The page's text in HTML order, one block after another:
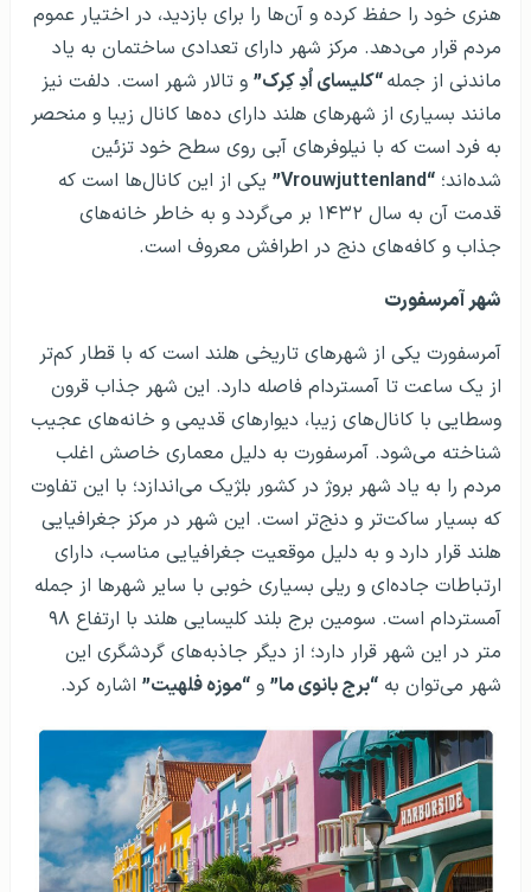
هنری خود را حفظ کرده و آن‌ها را برای بازدید، در اختیار عموم
مردم قرار می‌دهد. مرکز شهر دارای تعدادی ساختمان به یاد
ماندنی از جمله“کلیسای اُدِ کِرک” و تالار شهر است. دلفت نیز
مانند بسیاری از شهرهای هلند دارای ده‌ها کانال زیبا و منحصر
به فرد است که با نیلوفرهای آبی روی سطح خود تزئین
شده‌اند؛ “Vrouwjuttenland”
یکی از این کانال‌ها است که
قدمت آن به سال ۱۴۳۲ بر می‌گردد و به خاطر خانه‌های
جذاب و کافه‌های دنج در اطرافش معروف است.
شهر آمرسفورت
آمرسفورت یکی از شهرهای تاریخی هلند است که با قطار کم‌تر
از یک ساعت تا آمستردام فاصله دارد. این شهر جذاب قرون
وسطایی با کانال‌های زیبا، دیوارهای قدیمی و خانه‌های عجیب
شناخته می‌شود. آمرسفورت به دلیل معماری خاصش اغلب
مردم را به یاد شهر بروژ در کشور بلژیک می‌اندازد؛ با این تفاوت
که بسیار ساکت‌تر و دنج‌تر است. این شهر در مرکز جغرافیایی
هلند قرار دارد و به دلیل موقعیت جغرافیایی مناسب، دارای
ارتباطات جاده‌ای و ریلی بسیاری خوبی با سایر شهرها از جمله
آمستردام است. سومین برج بلند کلیسایی هلند با ارتفاع ۹۸
متر در این شهر قرار دارد؛ از دیگر جاذبه‌های گردشگری این
شهر می‌توان به “برج بانوی ما” و “موزه فلهیت” اشاره کرد.